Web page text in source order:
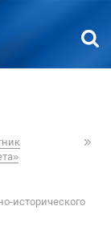
исторического